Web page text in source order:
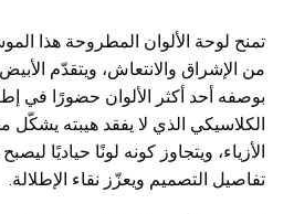
تمنح لوحة الألوان المطروحة هذا
من الإشراق والانتعاش، ويتقدّم
بوصفه أحد أكثر الألوان حضورًا في
الكلاسيكي الذي لا يفقد هيبته
الأزياء، ويتجاوز كونه لونًا حياديًا
تفاصيل التصميم ويعزّز نقاء الإطلالة.